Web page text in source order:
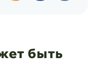
быть